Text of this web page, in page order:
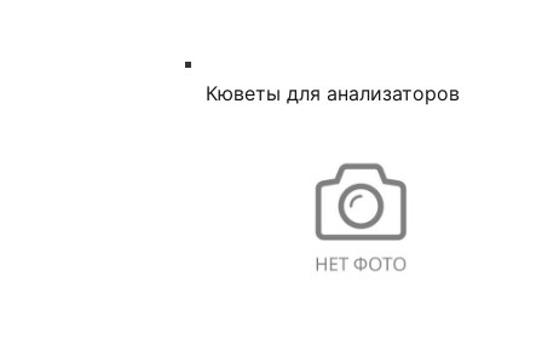
Кюветы для анализаторов